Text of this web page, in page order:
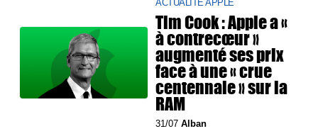
ACTUALITÉ APPLE
Tim Cook : Apple a «
à contrecœur »
augmenté ses prix
face à une « crue
centennale » sur la
RAM
31/07Alban